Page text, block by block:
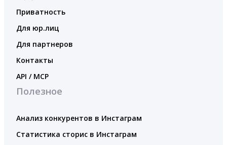
Приватность
Для юр.лиц
Для партнеров
Контакты
API / MCP
Полезное
Анализ конкурентов в Инстаграм
Статистика сторис в Инстаграм